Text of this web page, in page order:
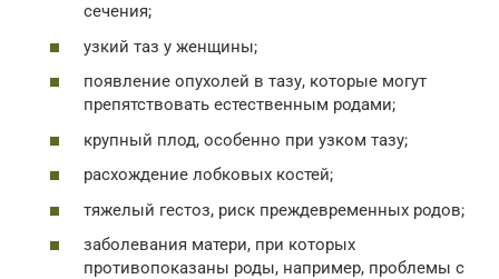
сечения;
узкий таз у женщины;
появление опухолей в тазу, которые могут
препятствовать естественным родами;
крупный плод, особенно при узком тазу;
расхождение лобковых костей;
тяжелый гестоз, риск преждевременных родов;
заболевания матери, при которых
противопоказаны роды, например, проблемы с